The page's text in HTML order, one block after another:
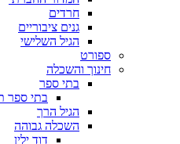
חרדים
גנים ציבוריים
הגיל השלישי
ספורט
חינוך והשכלה
בתי ספר
בתי ספר
הגיל הרך
השכלה גבוהה
דוד ילין